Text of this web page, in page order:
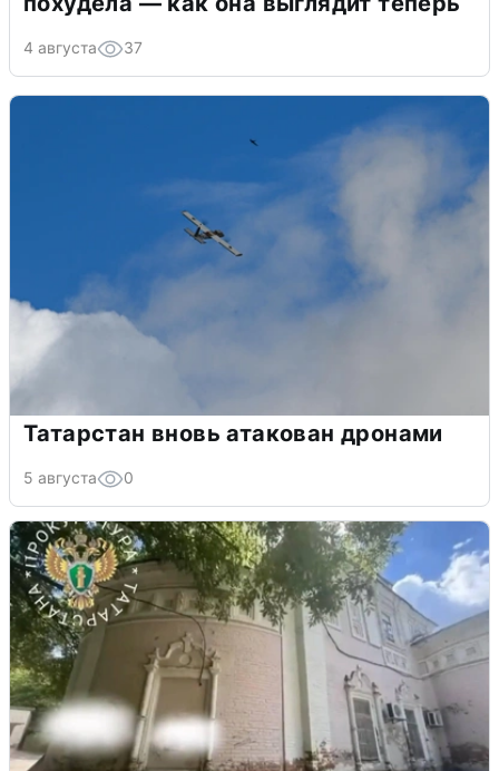
4 августа 37
Татарстан вновь атакован дронами
5 августа 0